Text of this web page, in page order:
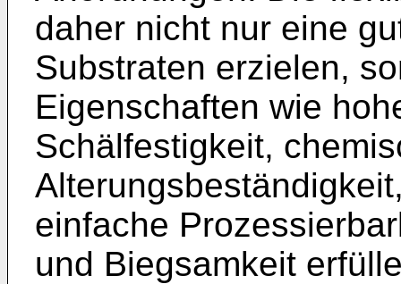
daher nicht nur eine
Substraten erzielen,
Eigenschaften wie
Schälfestigkeit,
einfache
und Biegsamkeit